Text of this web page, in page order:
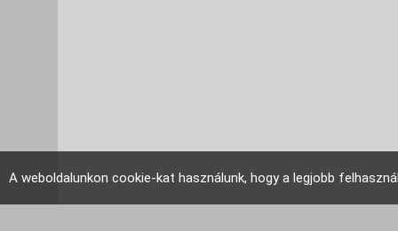
A weboldalunkon cookie-kat használunk, hogy a legjobb